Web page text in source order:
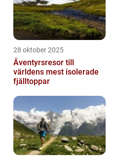
28 oktober 2025
Äventyrsresor till
världens mest isolerade
fjälltoppar